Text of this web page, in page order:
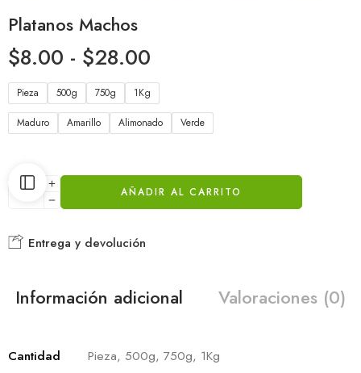
Platanos Machos
$8.00 - $28.00
Pieza 500g 750g 1Kg
Maduro Amarillo Alimonado Verde
AÑADIR AL CARRITO
Entrega y devolución
Información adicional Valoraciones (0)
Cantidad
Pieza, 500g, 750g, 1Kg